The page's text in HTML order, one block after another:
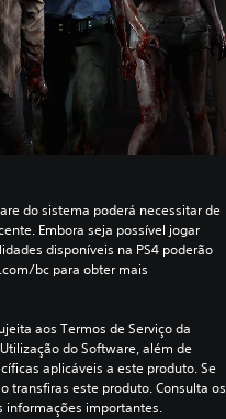
do sistema poderá necessitar de
Embora seja possível jogar
disponíveis na PS4 poderão
bc para obter mais
aos Termos de Serviço da
do Software, além de
aplicáveis a este produto. Se
transfiras este produto. Consulta os
informações importantes.